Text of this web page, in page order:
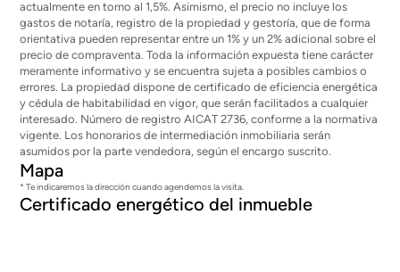
actualmente en torno al 1,5%. Asimismo, el precio no incluye los
gastos de notaría, registro de la propiedad y gestoría, que de forma
orientativa pueden representar entre un 1% y un 2% adicional sobre el
precio de compraventa. Toda la información expuesta tiene carácter
meramente informativo y se encuentra sujeta a posibles cambios o
errores. La propiedad dispone de certificado de eficiencia energética
y cédula de habitabilidad en vigor, que serán facilitados a cualquier
interesado. Número de registro AICAT 2736, conforme a la normativa
vigente. Los honorarios de intermediación inmobiliaria serán
asumidos por la parte vendedora, según el encargo suscrito.
Mapa
* Te indicaremos la dirección cuando agendemos la visita.
Certificado energético del inmueble